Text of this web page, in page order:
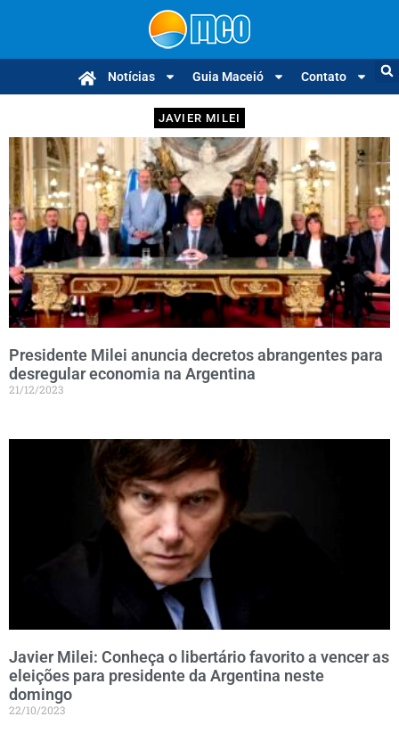
Notícias Guia Maceió Contato
JAVIER MILEI
Presidente Milei anuncia decretos abrangentes para
desregular economia na Argentina
21/12/2023
Javier Milei: Conheça o libertário favorito a vencer as
eleições para presidente da Argentina neste
domingo
22/10/2023